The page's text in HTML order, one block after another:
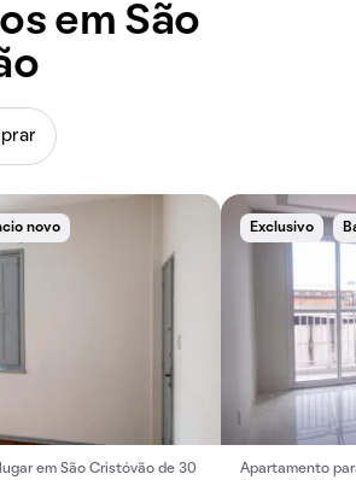
em São
novo
em São Cristóvão de 30
Exclusivo
Apartamento